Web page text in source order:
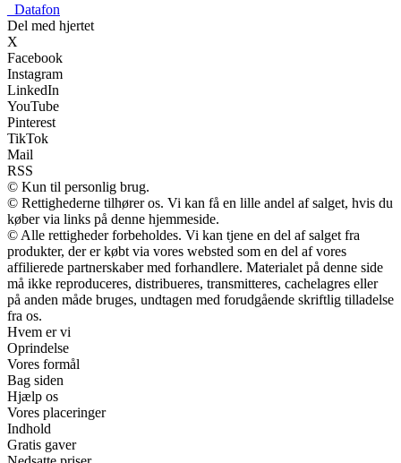
Datafon
Del med hjertet
X
Facebook
Instagram
LinkedIn
YouTube
Pinterest
TikTok
Mail
RSS
© Kun til personlig brug.
© Rettighederne tilhører os. Vi kan få en lille andel af salget, hvis du
køber via links på denne hjemmeside.
© Alle rettigheder forbeholdes. Vi kan tjene en del af salget fra
produkter, der er købt via vores websted som en del af vores
affilierede partnerskaber med forhandlere. Materialet på denne side
må ikke reproduceres, distribueres, transmitteres, cachelagres eller
på anden måde bruges, undtagen med forudgående skriftlig tilladelse
fra os.
Hvem er vi
Oprindelse
Vores formål
Bag siden
Hjælp os
Vores placeringer
Indhold
Gratis gaver